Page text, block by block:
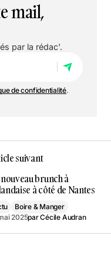
mail,
par la rédac'.
de confidentialité.
suivant
brunch à
à côté de Nantes
Boire & Manger
2025parCécile Audran